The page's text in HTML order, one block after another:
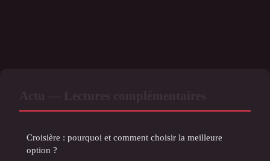
Croisière : pourquoi et comment choisir la meilleure
option ?